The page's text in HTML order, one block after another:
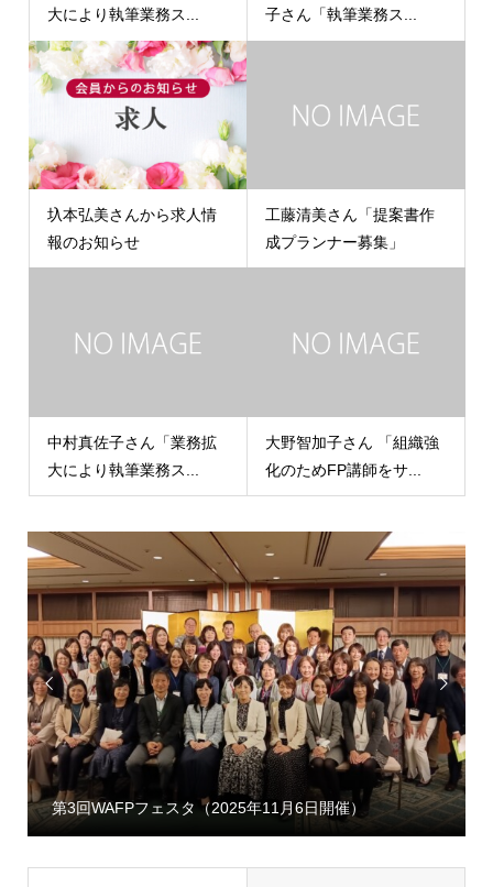
大により執筆業務ス...
子さん「執筆業務ス...
圦本弘美さんから求人情
報のお知らせ
工藤清美さん「提案書作
成プランナー募集」
中村真佐子さん「業務拡
大により執筆業務ス...
大野智加子さん 「組織強
化のためFP講師をサ...

第3回WAFPフェスタ（2025年11月6日開催）
